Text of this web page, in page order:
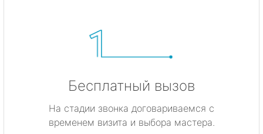
Бесплатный вызов
На стадии звонка договариваемся с
временем визита и выбора мастера.